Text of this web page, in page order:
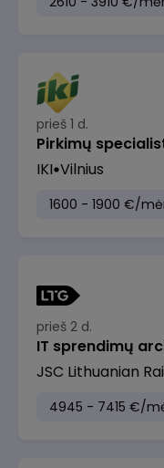
prieš 1 d.
Pirkimų
IKI Vilnius
1600 - 1900 €/
prieš 2 d.
IT sprendimų
JSC Lithuanian
4945 - 7415 €/